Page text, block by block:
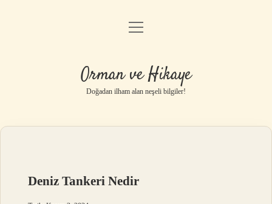
Anasayfa
Yasal Uyarı
menüyü
Orman ve Hikaye
Doğadan ilham alan neşeli bilgiler!
Deniz Tankeri Nedir